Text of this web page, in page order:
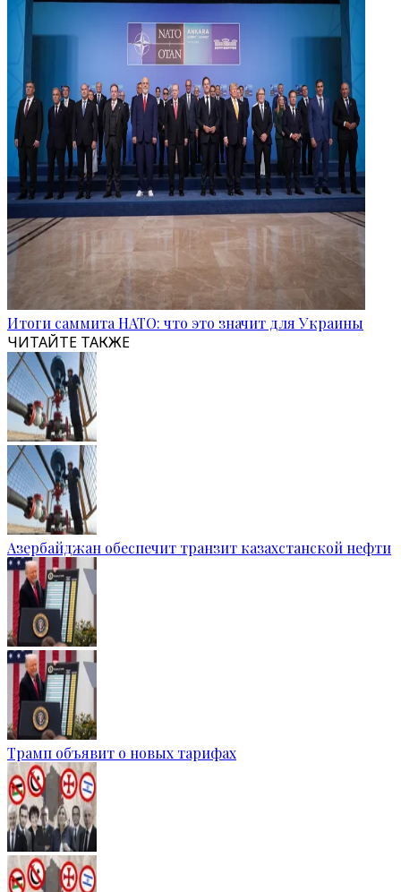
Итоги саммита НАТО: что это значит для Украины
ЧИТАЙТЕ ТАКЖЕ
Азербайджан обеспечит транзит казахстанской нефти
Трамп объявит о новых тарифах